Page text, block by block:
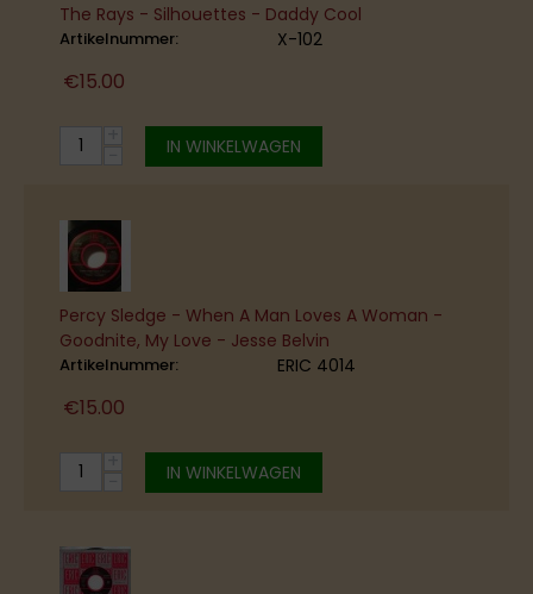
The Rays - Silhouettes - Daddy Cool
Artikelnummer: X-102
€15.00
IN WINKELWAGEN
Percy Sledge - When A Man Loves A Woman -
Goodnite, My Love - Jesse Belvin
Artikelnummer: ERIC 4014
€15.00
+
− IN WINKELWAGEN